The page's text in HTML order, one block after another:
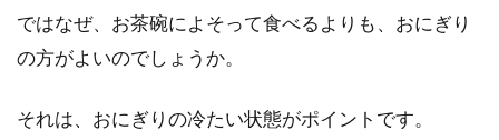
ね。毎日食べるからこそ、お米やパンの値段が
安い、高い...
ではなぜ、お茶碗によそって食べるよりも、おにぎり
の方がよいのでしょうか。
それは、おにぎりの冷たい状態がポイントです。